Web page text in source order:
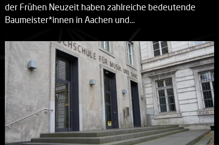
der Frühen Neuzeit haben zahlreiche bedeutende
Baumeister*innen in Aachen und…